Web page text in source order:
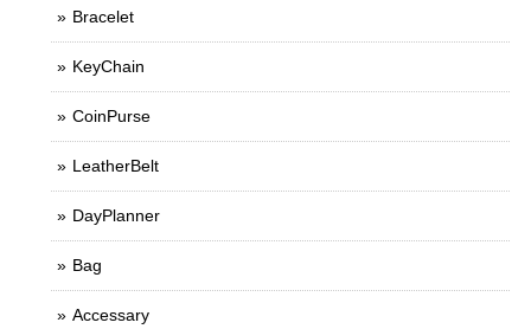
Bracelet
KeyChain
CoinPurse
LeatherBelt
DayPlanner
Bag
Accessary